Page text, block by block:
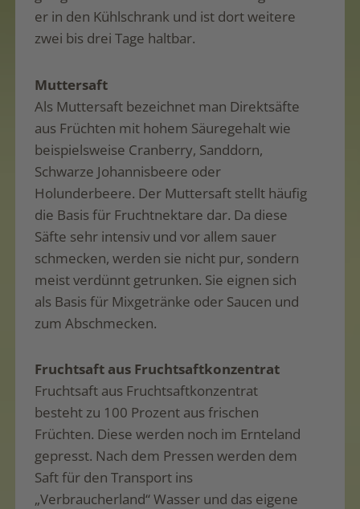
er in den Kühlschrank und ist dort weitere
zwei bis drei Tage haltbar.
Muttersaft
Als Muttersaft bezeichnet man Direktsäfte
aus Früchten mit hohem Säuregehalt wie
beispielsweise Cranberry, Sanddorn,
Schwarze Johannisbeere oder
Holunderbeere. Der Muttersaft stellt häufig
die Basis für Fruchtnektare dar. Da diese
Säfte sehr intensiv und vor allem sauer
schmecken, werden sie nicht pur, sondern
meist verdünnt getrunken. Sie eignen sich
als Basis für Mixgetränke oder Saucen und
zum Abschmecken.
Fruchtsaft aus Fruchtsaftkonzentrat
Fruchtsaft aus Fruchtsaftkonzentrat
besteht zu 100 Prozent aus frischen
Früchten. Diese werden noch im Ernteland
gepresst. Nach dem Pressen werden dem
Saft für den Transport ins
„Verbraucherland“ Wasser und das eigene